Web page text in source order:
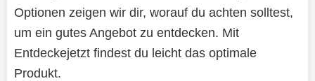
Optionen zeigen wir dir, worauf du achten solltest,
um ein gutes Angebot zu entdecken. Mit
Entdeckejetzt findest du leicht das optimale
Produkt.